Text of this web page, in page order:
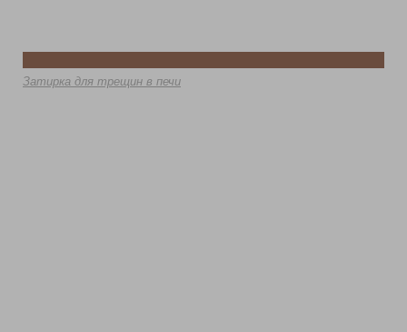
Затирка для трещин в печи